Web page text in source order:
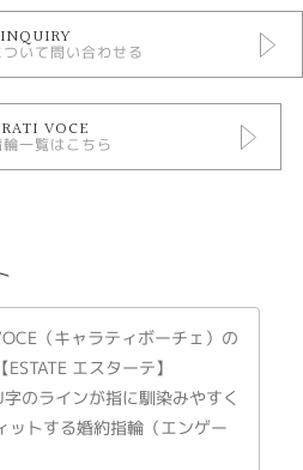
INQUIRY
いて問い合わせる
VOCE
一覧はこちら
（キャラティボーチェ）の
エスターテ】
のラインが指に馴染みやすく
ットする婚約指輪（エンゲー